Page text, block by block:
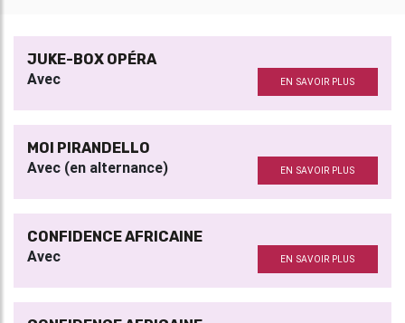
JUKE-BOX OPÉRA
Avec EN SAVOIR PLUS
MOI PIRANDELLO
Avec (en alternance) EN SAVOIR PLUS
CONFIDENCE AFRICAINE
Avec EN SAVOIR PLUS